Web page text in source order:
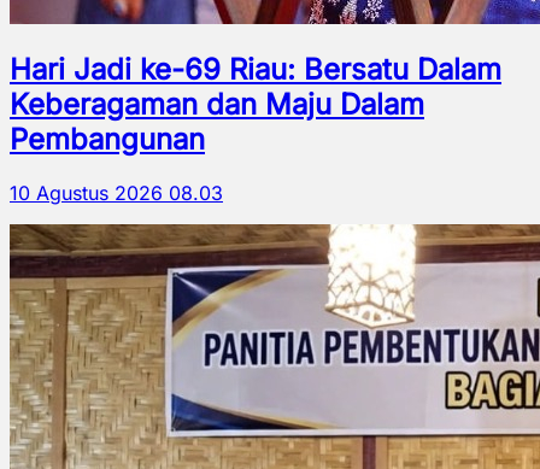
Hari Jadi ke-69 Riau: Bersatu Dalam
Keberagaman dan Maju Dalam
Pembangunan
10 Agustus 2026 08.03